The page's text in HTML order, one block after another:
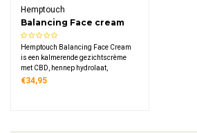
Hemptouch
Balancing Face cream
Hemptouch Balancing Face Cream
is een kalmerende gezichtscrème
met CBD, hennep hydrolaat,
oranjebloesem en chlorella. De lichte
€34,95